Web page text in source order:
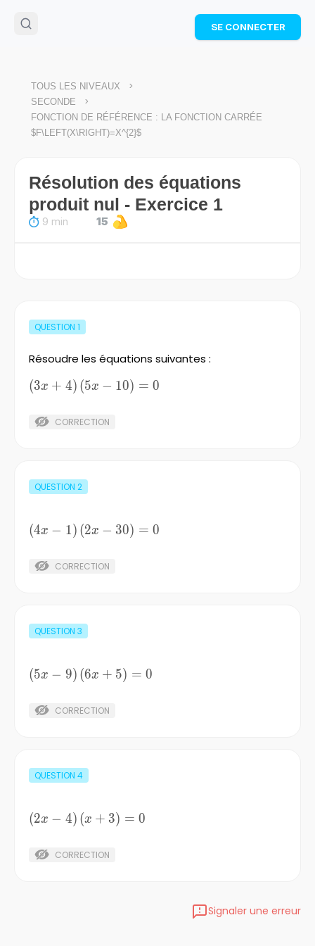
🌴Cahier de vacances offert
: révise les maths cet
Télécharge ton PDF gratuit et progresse avec des
SE CONNECTER
TOUS LES NIVEAUX >
SECONDE >
FONCTION DE RÉFÉRENCE : LA FONCTION CARRÉE
$F\LEFT(X\RIGHT)=X^{2}$
Résolution des équations
produit nul - Exercice 1
9 min 15
QUESTION 1
Résoudre les équations suivantes :
\left(3x+4\right)\left(5x-
(3x + 4) (5x − 10) = 0
CORRECTION
QUESTION 2
\left(4x-
30\right)=0
(4x − 1) (2x − 30) = 0
CORRECTION
QUESTION 3
\left(5x-
(5x − 9) (6x + 5) = 0
CORRECTION
QUESTION 4
\left(2x-
(2x − 4) (x + 3) = 0
CORRECTION
Signaler une erreur